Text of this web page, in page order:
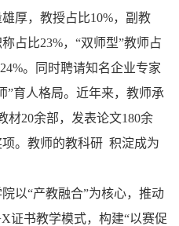
厚，教授占比10%，副教
占比23%，“双师型”教师占
。同时聘请知名企业专家
”育人格局。近年来，教师承
材20余部，发表论文180余
。教师的教科研 积淀成为
以“产教融合”为核心，推动
证书教学模式，构建“以赛促